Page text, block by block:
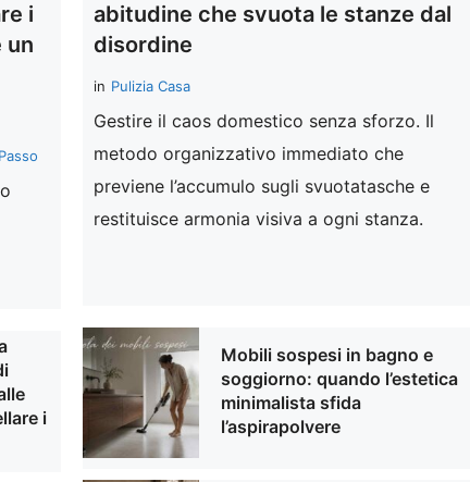
i
un
i
abitudine che svuota le stanze dal
disordine
in Pulizia Casa
Gestire il caos domestico senza sforzo. Il
metodo organizzativo immediato che
previene l’accumulo sugli svuotatasche e
restituisce armonia visiva a ogni stanza.
Mobili sospesi in bagno e
soggiorno: quando l’estetica
minimalista sfida
l’aspirapolvere